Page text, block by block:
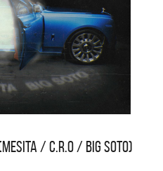
/ C.R.O / BIG SOTO)